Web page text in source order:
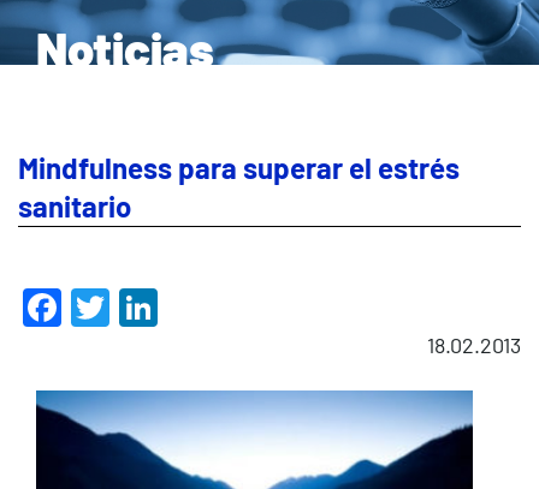
Noticias
Mindfulness para superar el estrés
sanitario
Facebook
Twitter
18.02.2013